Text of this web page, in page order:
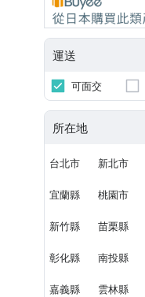
運送
可面交
所在地
台北市 新北市
宜蘭縣 桃園市
新竹縣 苗栗縣
彰化縣 南投縣
嘉義縣 雲林縣